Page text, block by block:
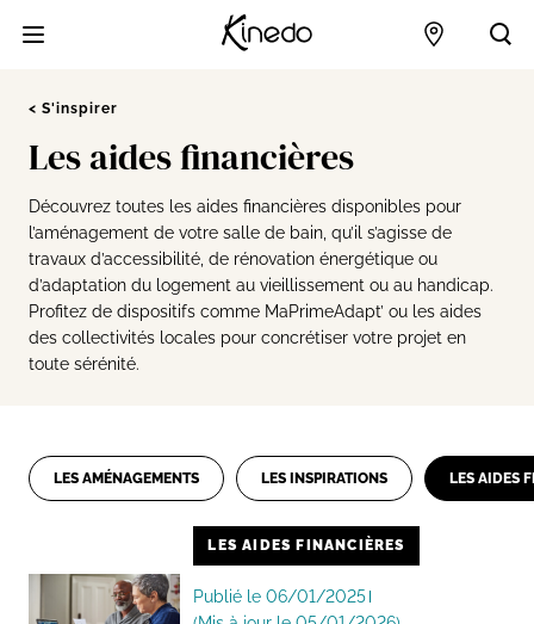
Points de
S'inspirer
Les aides financières
Découvrez toutes les aides financières disponibles pour
l’aménagement de votre salle de bain, qu’il s’agisse de
travaux d’accessibilité, de rénovation énergétique ou
d’adaptation du logement au vieillissement ou au handicap.
Profitez de dispositifs comme MaPrimeAdapt’ ou les aides
des collectivités locales pour concrétiser votre projet en
toute sérénité.
LES AMÉNAGEMENTS LES INSPIRATIONS LES AIDES
LES AIDES FINANCIÈRES
Publié le 06/01/2025